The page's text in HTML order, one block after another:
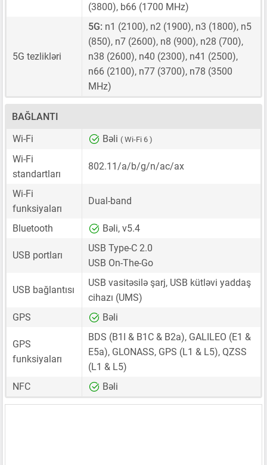
(3800), b66 (1700 MHz)
5G tezlikləri
5G: n1 (2100), n2 (1900), n3 (1800), n5
(850), n7 (2600), n8 (900), n28 (700),
n38 (2600), n40 (2300), n41 (2500),
n66 (2100), n77 (3700), n78 (3500
MHz)
BAĞLANTI
Wi-Fi
Bəli ( Wi-Fi 6 )
Wi-Fi
standartları
802.11/a/b/g/n/ac/ax
Wi-Fi
funksiyaları
Dual-band
Bluetooth Bəli, v5.4
USB portları
USB Type-C 2.0
USB On-The-Go
USB bağlantısı
USB vasitəsilə şarj, USB kütləvi yaddaş
cihazı (UMS)
GPS
Bəli
GPS
funksiyaları
BDS (B1I & B1C & B2a), GALILEO (E1 &
E5a), GLONASS, GPS (L1 & L5), QZSS
(L1 & L5)
NFC
Bəli